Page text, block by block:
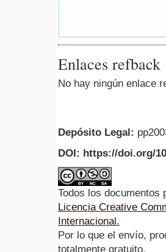
Enlaces refback
No hay ningún enlace
Depósito Legal:
DOI: https://doi.org/
Todos los documentos
Licencia Creative
Internacional.
Por lo que el envío,
totalmente gratuito.